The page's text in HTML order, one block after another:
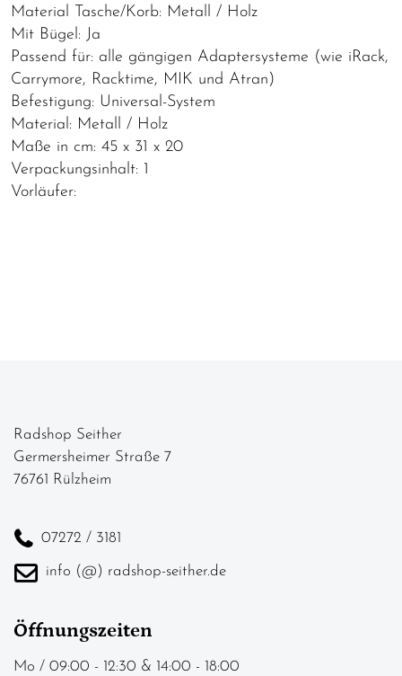
Material Tasche/Korb: Metall / Holz
Mit Bügel: Ja
Passend für: alle gängigen Adaptersysteme (wie iRack,
Carrymore, Racktime, MIK und Atran)
Befestigung: Universal-System
Material: Metall / Holz
Maße in cm: 45 x 31 x 20
Verpackungsinhalt: 1
Vorläufer:
Radshop Seither
Germersheimer Straße 7
76761 Rülzheim
07272 / 3181
info (@) radshop-seither.de
Öffnungszeiten
Mo / 09:00 - 12:30 & 14:00 - 18:00